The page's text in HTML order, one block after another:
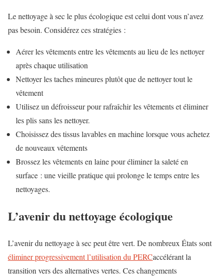
Le nettoyage à sec le plus écologique est celui dont vous n’avez
pas besoin. Considérez ces stratégies :
Aérer les vêtements entre les vêtements au lieu de les nettoyer
après chaque utilisation
Nettoyer les taches mineures plutôt que de nettoyer tout le
vêtement
Utilisez un défroisseur pour rafraîchir les vêtements et éliminer
les plis sans les nettoyer.
Choisissez des tissus lavables en machine lorsque vous achetez
de nouveaux vêtements
Brossez les vêtements en laine pour éliminer la saleté en
surface : une vieille pratique qui prolonge le temps entre les
nettoyages.
L’avenir du nettoyage écologique
L’avenir du nettoyage à sec peut être vert. De nombreux États sont
éliminer progressivement l’utilisation du PERCaccélérant la
transition vers des alternatives vertes. Ces changements